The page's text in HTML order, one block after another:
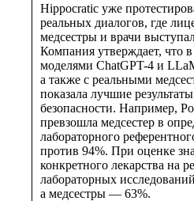
Hippocratic уже
реальных диалогов, где
медсестры и врачи
Компания утверждает, что
моделями ChatGPT-4 и
а также с реальными
показала лучшие
безопасности. Например,
превзошла медсестер в
лабораторного
против 94%. При оценке
конкретного лекарства на
лабораторных
а медсестры — 63%.